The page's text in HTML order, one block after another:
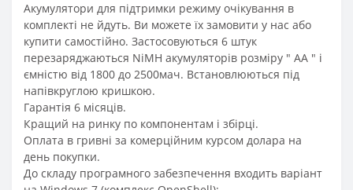
Акумулятори для підтримки режиму очікування в
комплекті не йдуть. Ви можете їх замовити у нас або
купити самостійно. Застосовуються 6 штук
перезаряджаються NiMH акумуляторів розміру " АА " і
ємністю від 1800 до 2500мач. Встановлюються під
напівкруглою кришкою.
Гарантія 6 місяців.
Кращий на ринку по компонентам і збірці.
Оплата в гривні за комерційним курсом долара на
день покупки.
До складу програмного забезпечення входить варіант